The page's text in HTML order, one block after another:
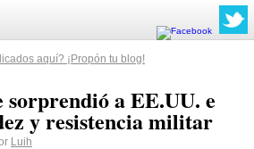
aquí? ¡Propón tu blog!
a EE.UU. e
y resistencia militar
Luih